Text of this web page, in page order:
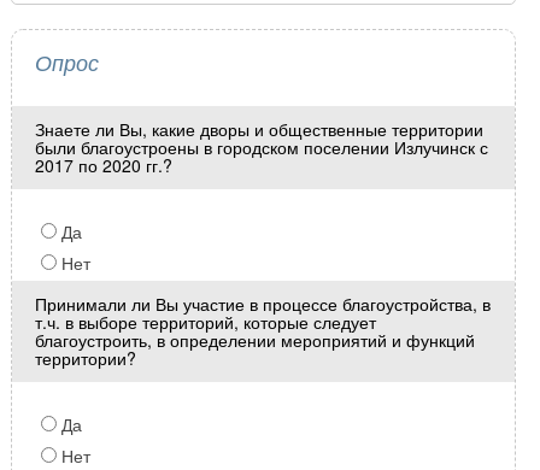
Опрос
Знаете ли Вы, какие дворы и общественные территории
были благоустроены в городском поселении Излучинск с
2017 по 2020 гг.?
Да
Нет
Принимали ли Вы участие в процессе благоустройства, в
т.ч. в выборе территорий, которые следует
благоустроить, в определении мероприятий и функций
территории?
Да
Нет